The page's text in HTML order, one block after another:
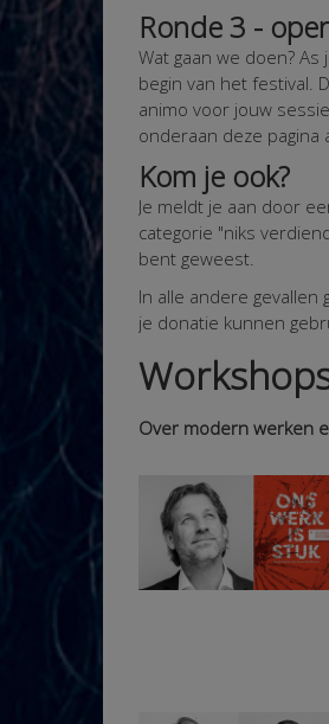
Ronde 3 -
Wat gaan we doen? As
begin van het festival.
animo voor jouw
onderaan deze pagina
Kom je ook?
Je meldt je aan door
categorie "niks
bent geweest.
In alle andere
je donatie kunnen
Over modern werken